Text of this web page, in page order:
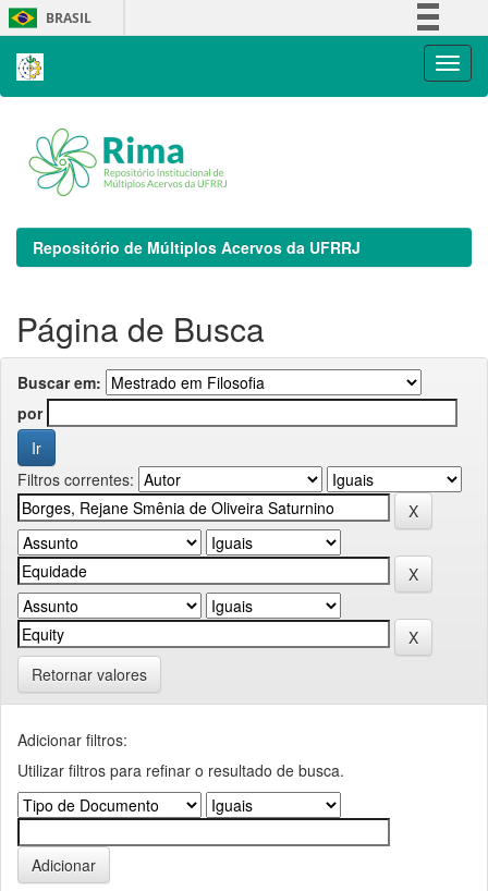
Skip
navigation
BRASIL
Repositório de Múltiplos Acervos da UFRRJ
Página de Busca
Buscar em:
por
Filtros correntes:
Retornar valores
Adicionar filtros:
Utilizar filtros para refinar o resultado de busca.